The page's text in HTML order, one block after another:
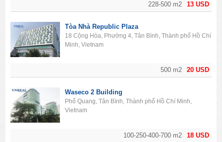
13 USD
228-500 m2
20 USD
500 m2
Tòa Nhà Republic Plaza
18 Cộng Hòa, Phường 4, Tân Bình, Thành phố Hồ Chí
Minh, Vietnam
18 USD
100-250-400-700 m2
Waseco 2 Building
Phổ Quang, Tân Bình, Thành phố Hồ Chí Minh,
Vietnam